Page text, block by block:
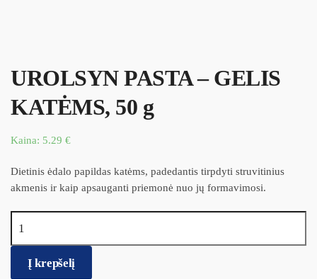
UROLSYN PASTA – GELIS
KATĖMS, 50 g
Kaina: 5.29 €
Dietinis ėdalo papildas katėms, padedantis tirpdyti struvitinius
akmenis ir kaip apsauganti priemonė nuo jų formavimosi.
Į krepšelį